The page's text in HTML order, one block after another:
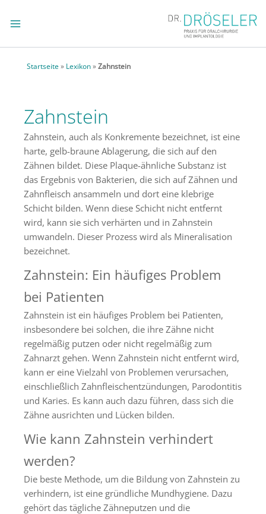
Inhalt
Startseite» Lexikon»Zahnstein
Zahnstein
Zahnstein, auch als Konkremente bezeichnet, ist eine
harte, gelb-braune Ablagerung, die sich auf den
Zähnen bildet. Diese Plaque-ähnliche Substanz ist
das Ergebnis von Bakterien, die sich auf Zähnen und
Zahnfleisch ansammeln und dort eine klebrige
Schicht bilden. Wenn diese Schicht nicht entfernt
wird, kann sie sich verhärten und in Zahnstein
umwandeln. Dieser Prozess wird als Mineralisation
bezeichnet.
Zahnstein: Ein häufiges Problem
bei Patienten
Zahnstein ist ein häufiges Problem bei Patienten,
insbesondere bei solchen, die ihre Zähne nicht
regelmäßig putzen oder nicht regelmäßig zum
Zahnarzt gehen. Wenn Zahnstein nicht entfernt wird,
kann er eine Vielzahl von Problemen verursachen,
einschließlich Zahnfleischentzündungen, Parodontitis
und Karies. Es kann auch dazu führen, dass sich die
Zähne ausrichten und Lücken bilden.
Wie kann Zahnstein verhindert
werden?
Die beste Methode, um die Bildung von Zahnstein zu
verhindern, ist eine gründliche Mundhygiene. Dazu
gehört das tägliche Zähneputzen und die